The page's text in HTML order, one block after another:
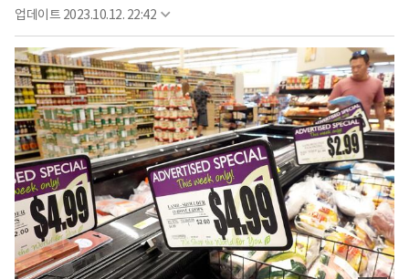
업데이트 2023.10.12. 22:42